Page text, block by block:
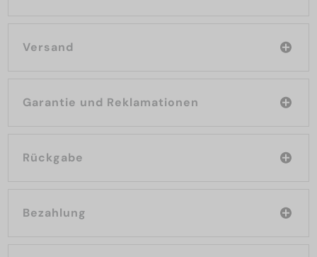
Versand
Garantie und Reklamationen
Rückgabe
Bezahlung